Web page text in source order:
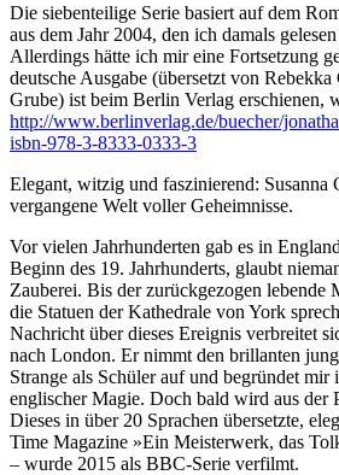
Die siebenteilige Serie basiert auf dem
aus dem Jahr 2004, den ich damals
Allerdings hätte ich mir eine Fortsetzung
deutsche Ausgabe (übersetzt von
Grube) ist beim Berlin Verlag erschienen,
http://www.berlinverlag.de/buecher/
isbn-978-3-8333-0333-3
Elegant, witzig und faszinierend: Susanna
vergangene Welt voller Geheimnisse.
Vor vielen Jahrhunderten gab es in
Beginn des 19. Jahrhunderts, glaubt
Zauberei. Bis der zurückgezogen lebende
die Statuen der Kathedrale von York
Nachricht über dieses Ereignis verbreitet
nach London. Er nimmt den brillanten
Strange als Schüler auf und begründet mir
englischer Magie. Doch bald wird aus
Dieses in über 20 Sprachen übersetzte,
Time Magazine »Ein Meisterwerk, das
– wurde 2015 als BBC-Serie verfilmt.